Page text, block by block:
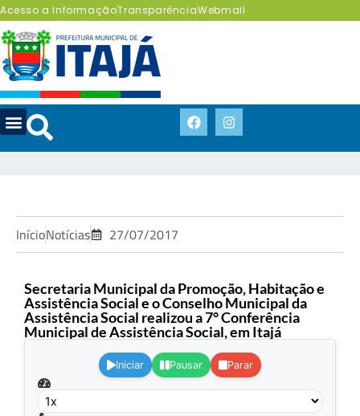
Acesso a InformaçãoTransparênciaWebmail
InícioNotícias 27/07/2017
Secretaria Municipal da Promoção, Habitação e
Assistência Social e o Conselho Municipal da
Assistência Social realizou a 7° Conferência
Municipal de Assistência Social, em Itajá
Iniciar Pausar Parar